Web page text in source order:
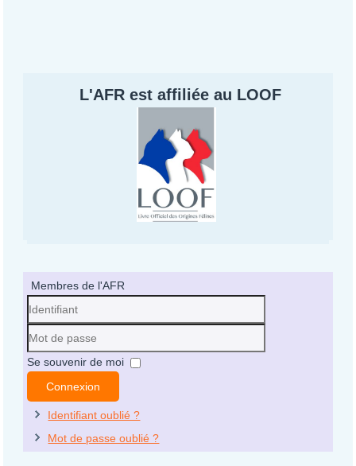
L'AFR est affiliée au LOOF
Membres de l'AFR
Identifiant
Mot
passe
Se souvenir de moi
Connexion
Identifiant oublié ?
Mot de passe oublié ?